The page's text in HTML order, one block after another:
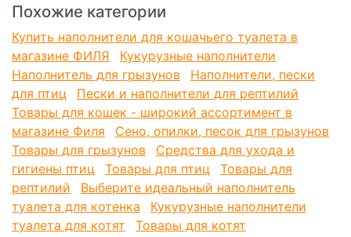
формула по составу). Универсальна для всех видов
животных.
Преимущества наполнителя:
- Благодаря высокой пористости поверхности
гранул, наполнитель впитывает влагу как губка. 1кг
поглощает свыше 2 литров жидкости.
- Моментально поглощает все запахи и сохраняет
свежесть на долго.
- Не содержит ароматизаторов и пыли. Не вызывает
аллергии.
- Идеально подходит для всех видов кошек и котят, а
также щенков. Маленькие питомцы могут пробовать
наполнитель на вкус, но благодаря натуральному
составу (100% клетчатка), он абсолютно безвреден.
Похожие категории
Купить наполнители для кошачьего туалета в
магазине ФИЛЯ
Кукурузные наполнители
Наполнитель для грызунов
Наполнители, пески
для птиц
Пески и наполнители для рептилий
Товары для кошек - широкий ассортимент в
магазине Филя
Сено, опилки, песок для грызунов
Товары для грызунов
Средства для ухода и
гигиены птиц
Товары для птиц
Товары для
рептилий
Выберите идеальный наполнитель
туалета для котенка
Кукурузные наполнители
туалета для котят
Товары для котят